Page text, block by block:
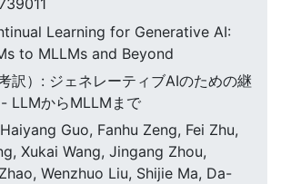
Learning for Generative AI:
to MLLMs and Beyond
訳）: ジェネレーティブAIのための継
LLMからMLLMまで
Guo, Fanhu Zeng, Fei Zhu,
Xukai Wang, Jingang Zhou,
Wenzhuo Liu, Shijie Ma, Da-